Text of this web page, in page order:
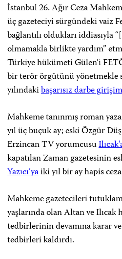
İstanbul 26. Ağır Ceza
üç gazeteciyi sürgündeki vaiz
bağlantılı oldukları iddiasıyla
olmamakla birlikte yardım”
Türkiye hükümeti Gülen’i
bir terör örgütünü yönetmekle
yılındakibaşarısız darbe
Mahkeme tanınmış roman
yıl üç buçuk ay; eski Özgür
Erzincan TV yorumcusu
kapatılan Zaman gazetesinin
Yazıcı’yaiki yıl bir ay hapis
Mahkeme gazetecileri
yaşlarında olan Altan ve
tedbirlerinin devamına karar
tedbirleri kaldırdı.